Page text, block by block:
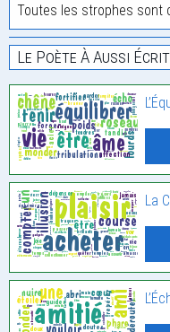
Toutes les strophes sont
Le Poète À Aussi
La